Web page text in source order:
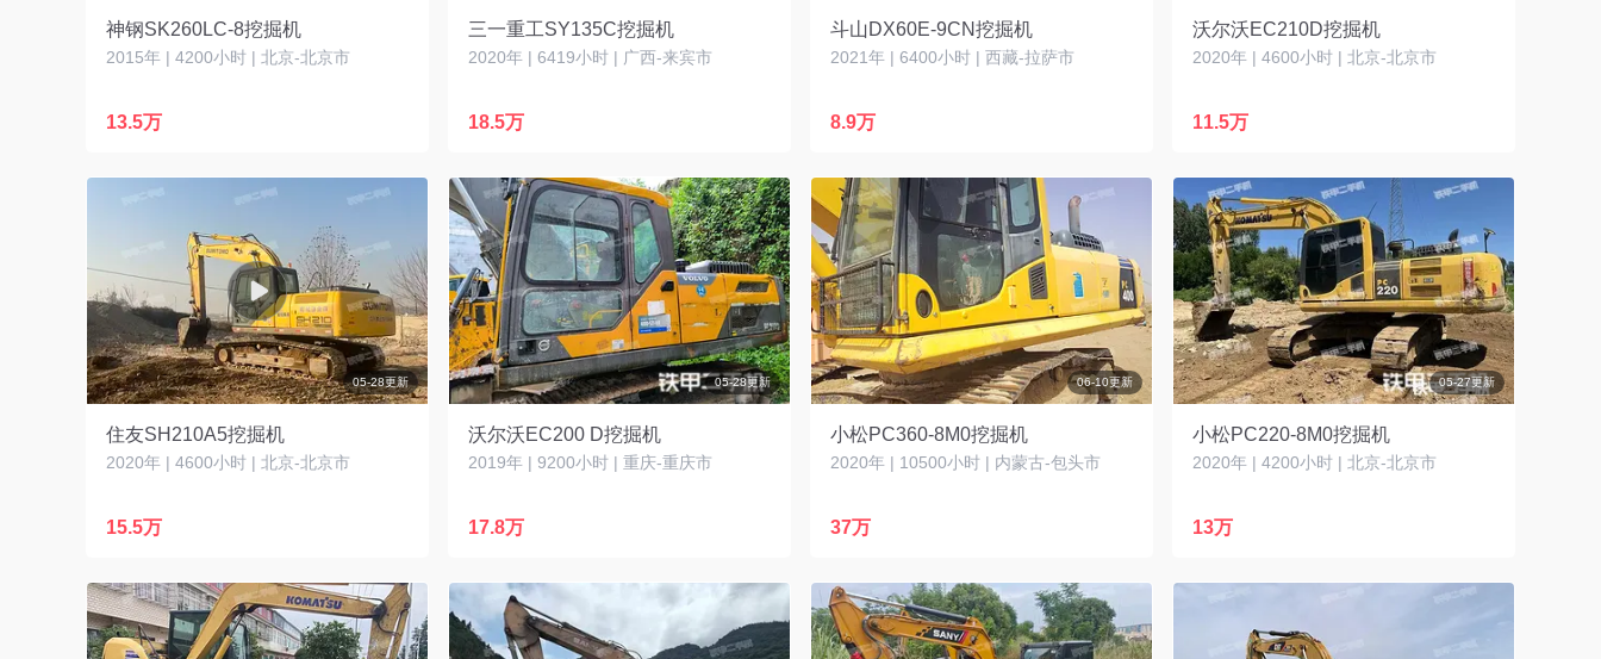
神钢SK260LC-8挖掘机
2015年 | 4200小时 | 北京-北京市
13.5万
三一重工SY135C挖掘机
2020年 | 6419小时 | 广西-来宾市
18.5万
斗山DX60E-9CN挖掘机
2021年 | 6400小时 | 西藏-拉萨市
8.9万
沃尔沃EC210D挖掘机
2020年 | 4600小时 | 北京-北京市
11.5万
05-28更新
住友SH210A5挖掘机
2020年 | 4600小时 | 北京-北京市
15.5万
05-28更新
沃尔沃EC200 D挖掘机
2019年 | 9200小时 | 重庆-重庆市
17.8万
06-10更新
小松PC360-8M0挖掘机
2020年 | 10500小时 | 内蒙古-包头市
37万
05-27更新
小松PC220-8M0挖掘机
2020年 | 4200小时 | 北京-北京市
13万